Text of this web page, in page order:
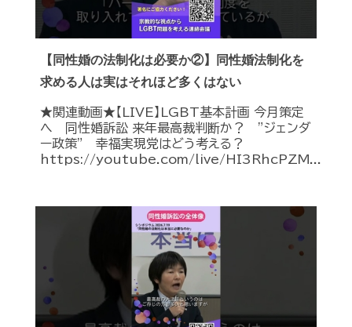
【同性婚の法制化は必要か②】同性婚法制化を
求める人は実はそれほど多くはない
★関連動画★【LIVE】LGBT基本計画 今月策定
へ 同性婚訴訟 来年最高裁判断か？ ”ジェンダ
ー政策” 幸福実現党はどう考える？
https://youtube.com/live/HI3RhcPZM...